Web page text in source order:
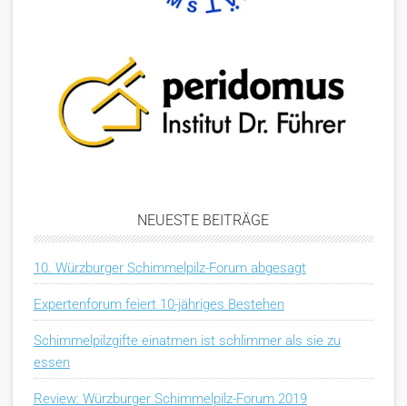
NEUESTE BEITRÄGE
10. Würzburger Schimmelpilz-Forum abgesagt
Expertenforum feiert 10-jähriges Bestehen
Schimmelpilzgifte einatmen ist schlimmer als sie zu
essen
Review: Würzburger Schimmelpilz-Forum 2019